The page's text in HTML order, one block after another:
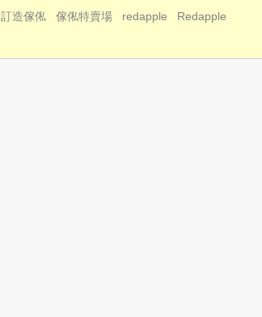
訂造傢俬 傢俬特賣場 redapple
Redapple